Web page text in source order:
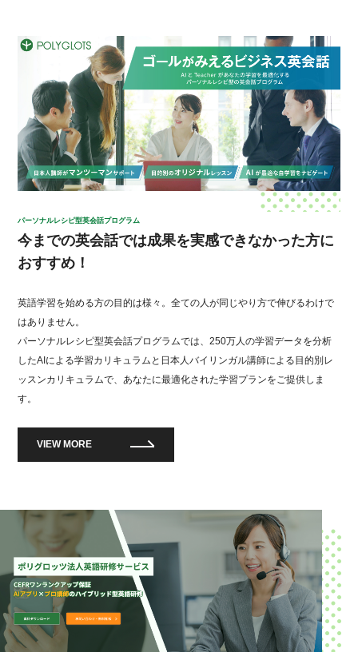
パーソナルレシピ型英会話プログラム
今までの英会話では成果を実感できなかった方に
おすすめ！
英語学習を始める方の目的は様々。全ての人が同じやり方で伸びるわけで
はありません。
パーソナルレシピ型英会話プログラムでは、250万人の学習データを分析
したAIによる学習カリキュラムと日本人バイリンガル講師による目的別レ
ッスンカリキュラムで、あなたに最適化された学習プランをご提供しま
す。
VIEW MORE